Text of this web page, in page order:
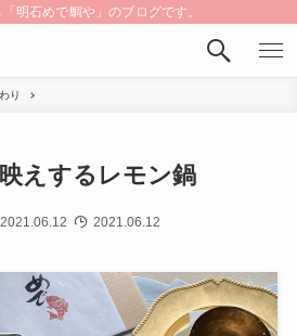
明石めで鯛や」のブログです。
り
えするレモン鍋
2021.06.12 2021.06.12